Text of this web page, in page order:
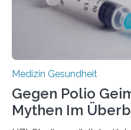
Medulloblastoms
Stiftung unterstützte das
Medizin Gesundheit
Gegen Polio
Mythen Im